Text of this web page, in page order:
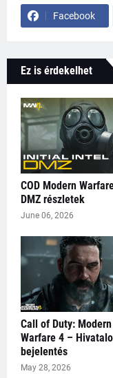
Facebook
Ez is érdekelhet
COD Modern
DMZ részletek
June 06, 2026
Call of Duty: Modern
Warfare 4 –
bejelentés
May 28, 2026